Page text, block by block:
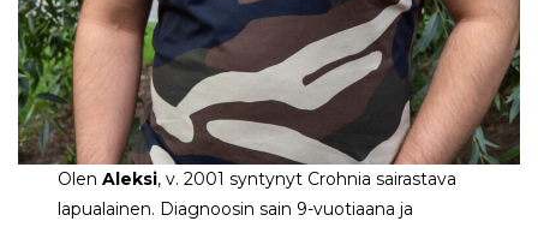
OlenAleksi, v. 2001 syntynyt Crohnia sairastava
lapualainen. Diagnoosin sain 9-vuotiaana ja